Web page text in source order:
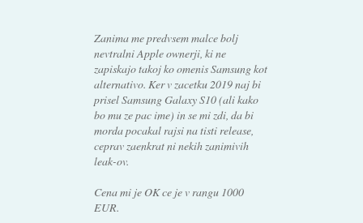
Zanima me predvsem malce bolj
nevtralni Apple ownerji, ki ne
zapiskajo takoj ko omenis Samsung kot
alternativo. Ker v zacetku 2019 naj bi
prisel Samsung Galaxy S10 (ali kako
bo mu ze pac ime) in se mi zdi, da bi
morda pocakal rajsi na tisti release,
ceprav zaenkrat ni nekih zanimivih
leak-ov.
Cena mi je OK ce je v rangu 1000
EUR.